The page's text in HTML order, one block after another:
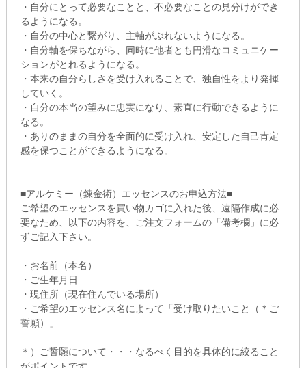
・自分にとって必要なことと、不必要なことの見分けができ
るようになる。
・自分の中心と繋がり、主軸がぶれないようになる。
・自分軸を保ちながら、同時に他者とも円滑なコミュニケー
ションがとれるようになる。
・本来の自分らしさを受け入れることで、独自性をより発揮
していく。
・自分の本当の望みに忠実になり、素直に行動できるように
なる。
・ありのままの自分を全面的に受け入れ、安定した自己肯定
感を保つことができるようになる。
■アルケミー（錬金術）エッセンスのお申込方法■
ご希望のエッセンスを買い物カゴに入れた後、遠隔作成に必
要なため、以下の内容を、ご注文フォームの「備考欄」に必
ずご記入下さい。
・お名前（本名）
・ご生年月日
・現住所（現在住んでいる場所）
・ご希望のエッセンス名によって「受け取りたいこと（＊ご
誓願）」
＊）ご誓願について・・・なるべく目的を具体的に絞ること